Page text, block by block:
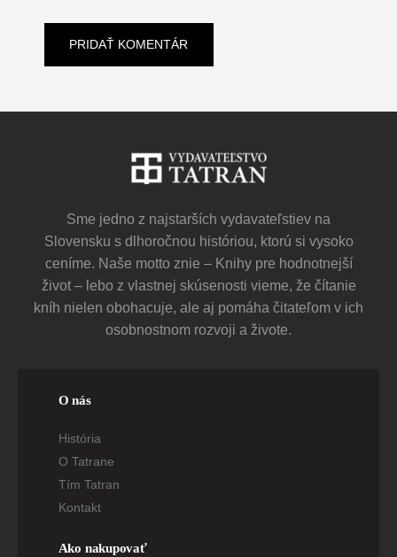
Sme jedno z najstarších vydavateľstiev na
Slovensku s dlhoročnou históriou, ktorú si vysoko
ceníme. Naše motto znie – Knihy pre hodnotnejší
život – lebo z vlastnej skúsenosti vieme, že čítanie
kníh nielen obohacuje, ale aj pomáha čitateľom v ich
osobnostnom rozvoji a živote.
O nás
História
O Tatrane
Tím Tatran
Kontakt
Ako nakupovať